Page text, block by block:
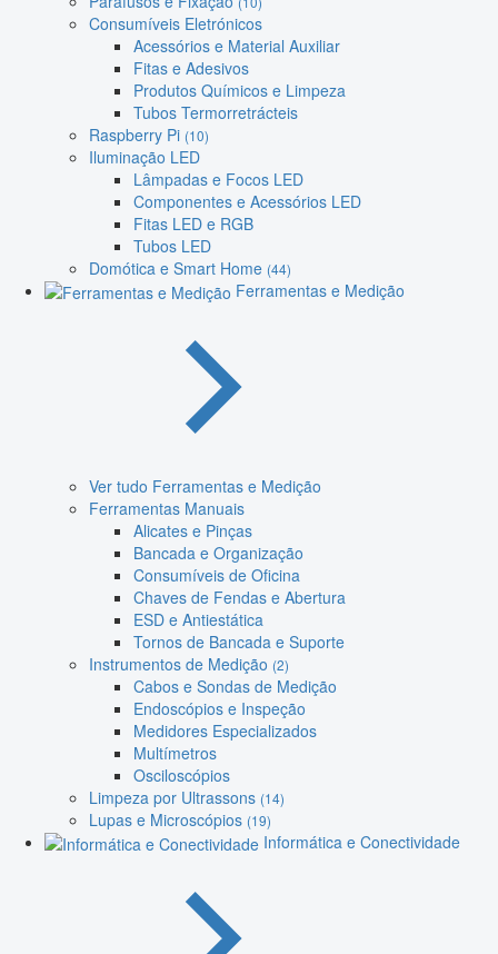
Consumíveis Eletrónicos
Acessórios e Material Auxiliar
Fitas e Adesivos
Produtos Químicos e Limpeza
Tubos Termorretrácteis
Raspberry Pi (10)
Iluminação LED
Lâmpadas e Focos LED
Componentes e Acessórios LED
Fitas LED e RGB
Tubos LED
Domótica e Smart Home (44)
Ferramentas e Medição
Ver tudo Ferramentas e Medição
Ferramentas Manuais
Alicates e Pinças
Bancada e Organização
Consumíveis de Oficina
Chaves de Fendas e Abertura
ESD e Antiestática
Tornos de Bancada e Suporte
Instrumentos de Medição (2)
Cabos e Sondas de Medição
Endoscópios e Inspeção
Medidores Especializados
Multímetros
Osciloscópios
Limpeza por Ultrassons (14)
Lupas e Microscópios (19)
Informática e Conectividade